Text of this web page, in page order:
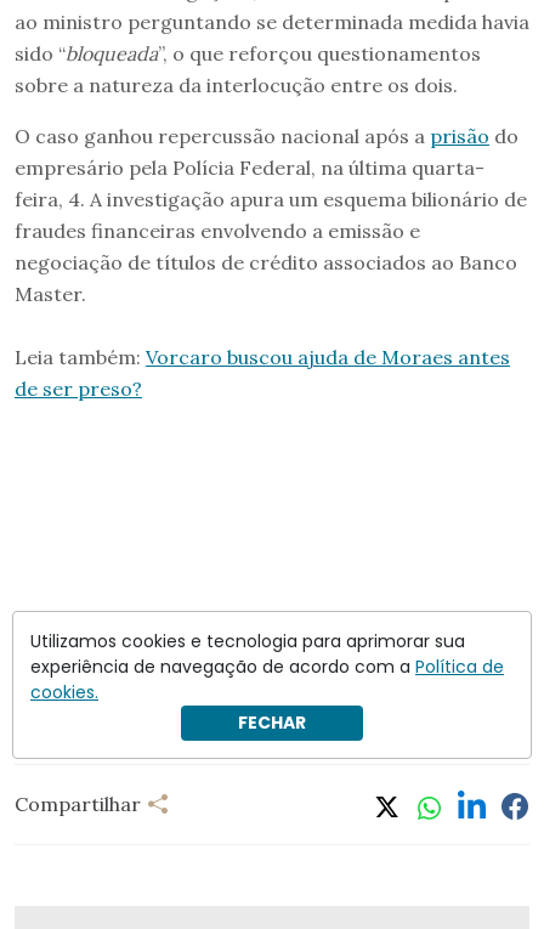
ao ministro perguntando se determinada medida havia
sido “bloqueada”, o que reforçou questionamentos
sobre a natureza da interlocução entre os dois.
O caso ganhou repercussão nacional após a prisão do
empresário pela Polícia Federal, na última quarta-
feira, 4. A investigação apura um esquema bilionário de
fraudes financeiras envolvendo a emissão e
negociação de títulos de crédito associados ao Banco
Master.
Leia também: Vorcaro buscou ajuda de Moraes antes
de ser preso?
Compartilhar
Utilizamos cookies e tecnologia para aprimorar sua
experiência de navegação de acordo com a Política de
cookies.
FECHAR